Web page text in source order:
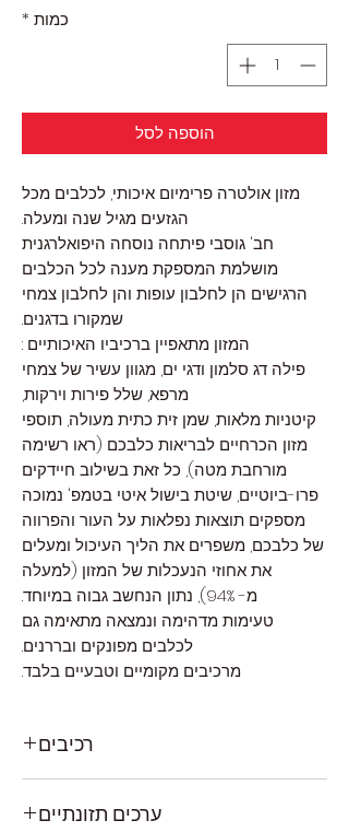
כמות *
הוספה לסל
מזון אולטרה פרימיום איכותי, לכלבים מכל
הגזעים מגיל שנה ומעלה.
חב' גוסבי פיתחה נוסחה היפואלרגנית
מושלמת המספקת מענה לכל הכלבים
הרגישים הן לחלבון עופות והן לחלבון צמחי
שמקורו בדגנים.
המזון מתאפיין ברכיביו האיכותיים :
פילה דג סלמון ודגי ים, מגוון עשיר של צמחי
מרפא, שלל פירות וירקות,
קיטניות מלאות, שמן זית כתית מעולה, תוספי
מזון הכרחיים לבריאות כלבכם (ראו רשימה
מורחבת מטה), כל זאת בשילוב חיידקים
פרו-ביוטיים, שיטת בישול איטי בטמפ' נמוכה
מספקים תוצאות נפלאות על העור והפרווה
של כלבכם, משפרים את הליך העיכול ומעלים
את אחוזי הנעכלות של המזון (למעלה
מ-94%), נתון הנחשב גבוה במיוחד.
טעימות מדהימה ונמצאה מתאימה גם
לכלבים מפונקים ובררנים.
מרכיבים מקומיים וטבעיים בלבד.
רכיבים
תפוח 6%, תפוחי אדמה (5%), עדשים 5%, פירות
ערכים תזונתיים